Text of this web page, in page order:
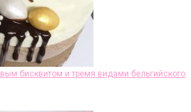
бисквитом и тремя видами бельгийского